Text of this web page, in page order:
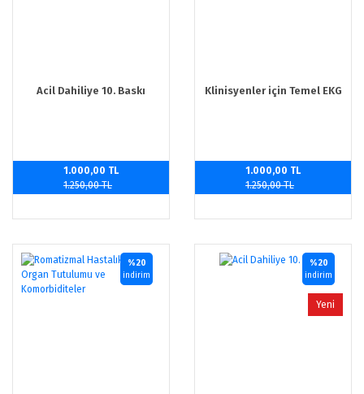
Acil Dahiliye 10. Baskı
1.000,00 TL
1.250,00 TL
Klinisyenler için Temel EKG
1.000,00 TL
1.250,00 TL
%20
indirim
Yeni
%20
indirim